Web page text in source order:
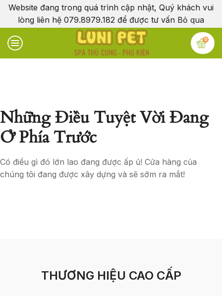
Website đang trong quá trình cập nhật, Quý khách vui
lòng liên hệ 079.8979.182 để được tư vấn Bỏ qua
0
Những Điều Tuyệt Vời Đang
Ở Phía Trước
Có điều gì đó lớn lao đang được ấp ủ! Cửa hàng của
chúng tôi đang được xây dựng và sẽ sớm ra mắt!
THƯƠNG HIỆU CAO CẤP